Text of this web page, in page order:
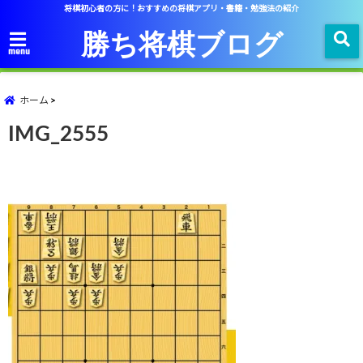
将棋初心者の方に！おすすめの将棋アプリ・書籍・勉強法の紹介
menu 勝ち将棋ブログ
ホーム
IMG_2555